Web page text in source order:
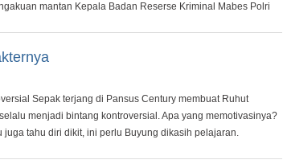
mantan Kepala Badan Reserse Kriminal Mabes Polri
Sepak terjang di Pansus Century membuat Ruhut
menjadi bintang kontroversial. Apa yang memotivasinya?
juga tahu diri dikit, ini perlu Buyung dikasih pelajaran.